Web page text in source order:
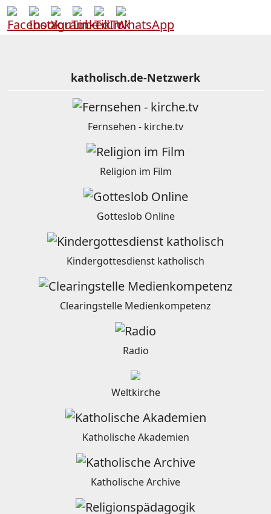
katholisch.de-Netzwerk
Fernsehen - kirche.tv
Religion im Film
Gotteslob Online
Kindergottesdienst katholisch
Clearingstelle Medienkompetenz
Radio
Weltkirche
Katholische Akademien
Katholische Archive